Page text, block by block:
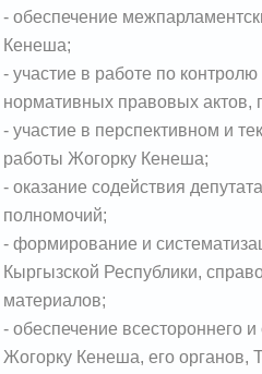
- обеспечение
Кенеша;
- участие в работе по
нормативных правовых
- участие в перспективном и
работы Жогорку Кенеша;
- оказание содействия
полномочий;
- формирование и
Кыргызской Республики,
материалов;
- обеспечение всестороннего
Жогорку Кенеша, его органов,